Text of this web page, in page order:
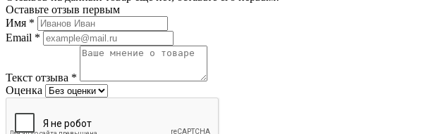
Оставьте отзыв первым
Имя *
Email *
Текст отзыва *
Оценка